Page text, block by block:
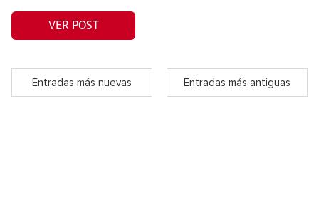
VER POST
Entradas más nuevas Entradas más antiguas